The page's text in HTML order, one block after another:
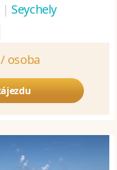
| Seychely
osoba